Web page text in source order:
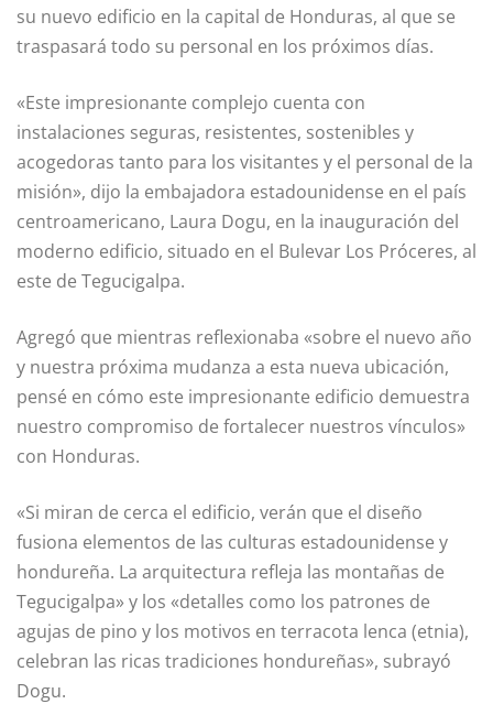
su nuevo edificio en la capital de Honduras, al que se
traspasará todo su personal en los próximos días.
«Este impresionante complejo cuenta con
instalaciones seguras, resistentes, sostenibles y
acogedoras tanto para los visitantes y el personal de la
misión», dijo la embajadora estadounidense en el país
centroamericano, Laura Dogu, en la inauguración del
moderno edificio, situado en el Bulevar Los Próceres, al
este de Tegucigalpa.
Agregó que mientras reflexionaba «sobre el nuevo año
y nuestra próxima mudanza a esta nueva ubicación,
pensé en cómo este impresionante edificio demuestra
nuestro compromiso de fortalecer nuestros vínculos»
con Honduras.
«Si miran de cerca el edificio, verán que el diseño
fusiona elementos de las culturas estadounidense y
hondureña. La arquitectura refleja las montañas de
Tegucigalpa» y los «detalles como los patrones de
agujas de pino y los motivos en terracota lenca (etnia),
celebran las ricas tradiciones hondureñas», subrayó
Dogu.